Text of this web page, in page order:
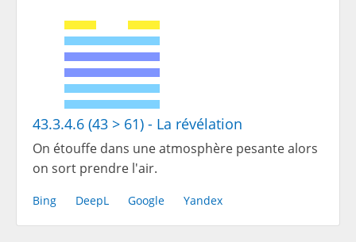
43.3.4.6 (43 > 61) - La révélation
On étouffe dans une atmosphère pesante alors
on sort prendre l'air.
Bing DeepL Google Yandex